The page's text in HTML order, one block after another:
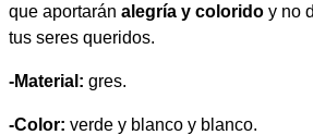
que aportarán alegría y colorido y no
tus seres queridos.
-Material: gres.
-Color: verde y blanco y blanco.